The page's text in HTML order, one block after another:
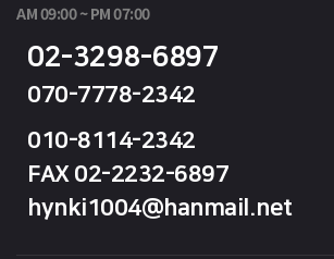
AM 09:00 ~ PM 07:00
02-3298-6897
070-7778-2342
010-8114-2342
FAX 02-2232-6897
hynki1004@hanmail.net